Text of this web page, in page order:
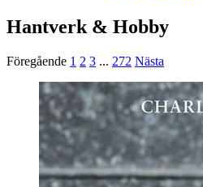
Hantverk & Hobby
Föregående 1 2 3 ... 272 Nästa